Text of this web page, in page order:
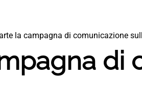
la campagna di comunicazione
di